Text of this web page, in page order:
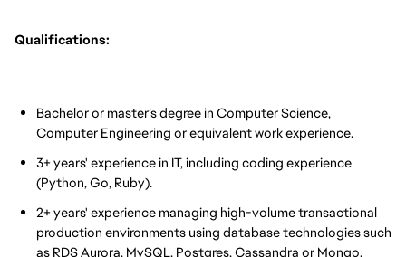
Qualifications:
Bachelor or master’s degree in Computer Science,
Computer Engineering or equivalent work experience.
3+ years' experience in IT, including coding experience
(Python, Go, Ruby).
2+ years' experience managing high-volume transactional
production environments using database technologies such
as RDS Aurora, MySQL, Postgres, Cassandra or Mongo.